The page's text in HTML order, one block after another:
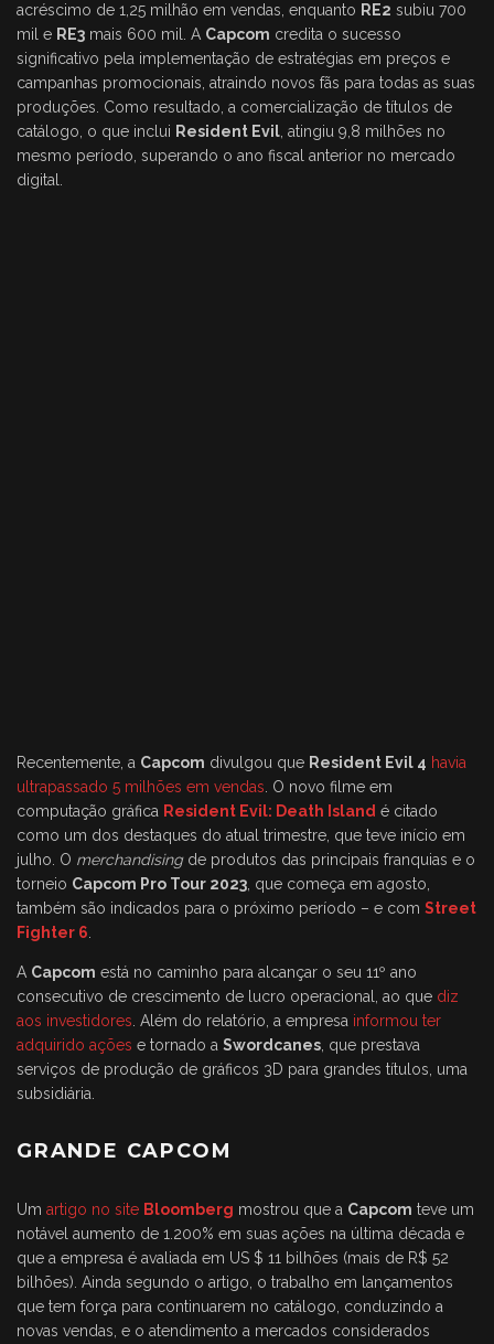
acréscimo de 1,25 milhão em vendas, enquanto RE2 subiu 700
mil e RE3 mais 600 mil. A Capcom credita o sucesso
significativo pela implementação de estratégias em preços e
campanhas promocionais, atraindo novos fãs para todas as suas
produções. Como resultado, a comercialização de títulos de
catálogo, o que inclui Resident Evil, atingiu 9,8 milhões no
mesmo período, superando o ano fiscal anterior no mercado
digital.
Recentemente, a Capcom divulgou que Resident Evil 4 havia
ultrapassado 5 milhões em vendas. O novo filme em
computação gráfica Resident Evil: Death Island é citado
como um dos destaques do atual trimestre, que teve início em
julho. O merchandisingde produtos das principais franquias e o
torneio Capcom Pro Tour 2023, que começa em agosto,
também são indicados para o próximo período – e com Street
Fighter 6.
A Capcom está no caminho para alcançar o seu 11º ano
consecutivo de crescimento de lucro operacional, ao que diz
aos investidores. Além do relatório, a empresa informou ter
adquirido ações e tornado a Swordcanes, que prestava
serviços de produção de gráficos 3D para grandes títulos, uma
subsidiária.
GRANDE CAPCOM
Um artigo no site Bloomberg mostrou que a Capcom teve um
notável aumento de 1.200% em suas ações na última década e
que a empresa é avaliada em US $ 11 bilhões (mais de R$ 52
bilhões). Ainda segundo o artigo, o trabalho em lançamentos
que tem força para continuarem no catálogo, conduzindo a
novas vendas, e o atendimento a mercados considerados